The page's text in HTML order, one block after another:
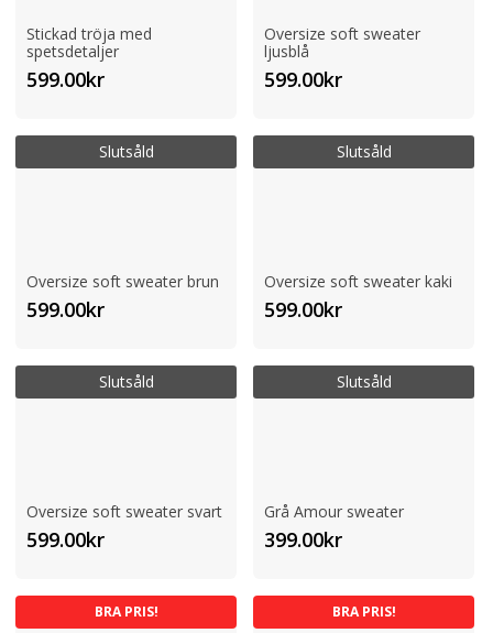
Stickad tröja med
spetsdetaljer
599.00kr
Oversize soft sweater
ljusblå
599.00kr
Slutsåld
Oversize soft sweater brun
599.00kr
Slutsåld
Oversize soft sweater kaki
599.00kr
Slutsåld
Oversize soft sweater svart
599.00kr
Slutsåld
Grå Amour sweater
399.00kr
BRA PRIS! BRA PRIS!